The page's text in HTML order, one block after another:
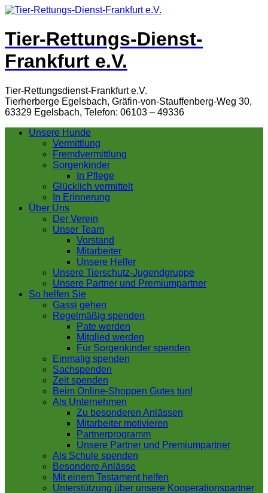
Tier-Rettungs-Dienst-
Frankfurt e.V.
Tier-Rettungsdienst-Frankfurt e.V.
Tierherberge Egelsbach, Gräfin-von-Stauffenberg-Weg 30,
63329 Egelsbach, Telefon: 06103 – 49336
Unsere Hunde
Vermittlung
Fremdvermittlung
Sorgenkinder
In Pflege
Glücklich vermittelt
In Erinnerung
Über Uns
Der Verein
Unser Team
Vorstand
Mitarbeiter
Unsere Helfer
Unsere Tierschutz-Jugendgruppe
Unsere Partner und Premiumpartner
So helfen Sie
Gassi gehen
Regelmäßig spenden
Pate werden
Mitglied werden
Für Sorgenkinder spenden
Einmalig spenden
Sachspenden
Zeit spenden
Beim Online-Shoppen Gutes tun!
Als Unternehmen
Zu besonderen Anlässen
Mitarbeiter motivieren
Partnerprogramm
Unsere Partner und Premiumpartner
Als Schule spenden
Besondere Anlässe
Mit einem Testament helfen
Unterstützung über unsere Kooperationspartner